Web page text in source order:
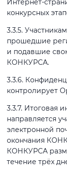
Интернет-
конкурсных
3.3.5.
прошедшие
и подавшие
КОНКУРСА.
3.3.6.
контролирует
3.3.7. Итоговая
направляется
электронной
окончания
КОНКУРСА
течение трёх